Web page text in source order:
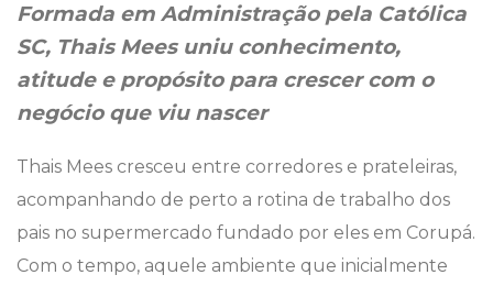
Formada em Administração pela Católica
SC, Thais Mees uniu conhecimento,
atitude e propósito para crescer com o
negócio que viu nascer
Thais Mees cresceu entre corredores e prateleiras,
acompanhando de perto a rotina de trabalho dos
pais no supermercado fundado por eles em Corupá.
Com o tempo, aquele ambiente que inicialmente